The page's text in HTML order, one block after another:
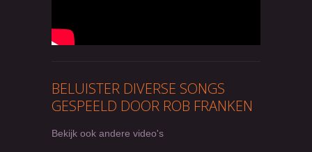
BELUISTER DIVERSE SONGS
GESPEELD DOOR ROB FRANKEN
Bekijk ook andere video's